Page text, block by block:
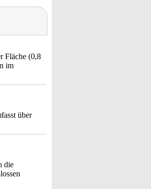
Fläche (0,8
im
über
die